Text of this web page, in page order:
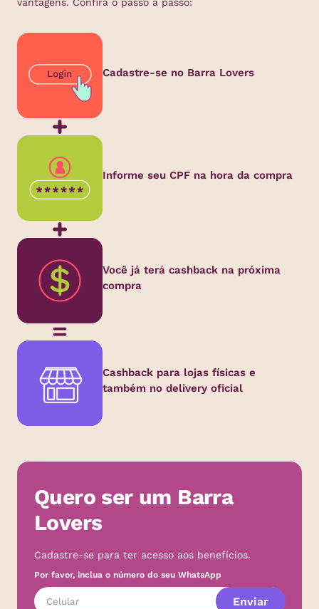
Cadastre-se no Barra Lovers
Informe seu CPF na hora da compra
Você já terá cashback na próxima
compra
Cashback para lojas físicas e
também no delivery oficial
Quero ser um Barra
Lovers
Cadastre-se para ter acesso aos benefícios.
Por favor, inclua o número do seu WhatsApp
Enviar